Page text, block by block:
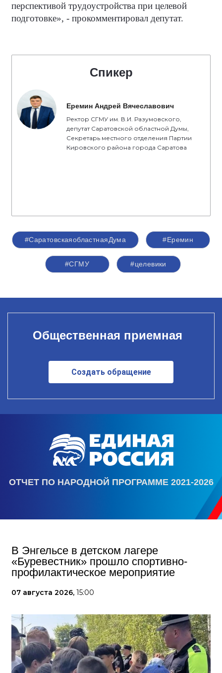
перспективой трудоустройства при целевой
подготовке», - прокомментировал депутат.
Спикер
Еремин Андрей Вячеславович
Ректор СГМУ им. В.И. Разумовского,
депутат Саратовской областной Думы,
Секретарь местного отделения Партии
Кировского района города Саратова
#СаратовскаяобластнаяДума #Еремин
#СГМУ #целевики
Общественная приемная
Создать обращение
ОТЧЕТ ПО НАРОДНОЙ ПРОГРАММЕ 2021-2026
В Энгельсе в детском лагере
«Буревестник» прошло спортивно-
профилактическое мероприятие
07 августа 2026, 15:00